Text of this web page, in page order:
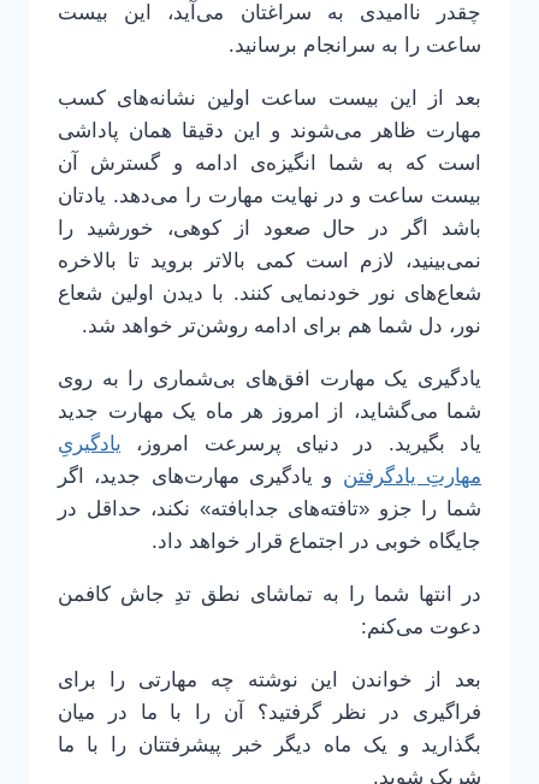
چقدر ناامیدی به سراغتان می‌آید، این بیست
ساعت را به سرانجام برسانید.
بعد از این بیست ساعت اولین نشانه‌های کسب
مهارت ظاهر می‌شوند و این دقیقا همان پاداشی
است که به شما انگیزه‌ی ادامه و گسترش آن
بیست ساعت و در نهایت مهارت را می‌دهد. یادتان
باشد اگر در حال صعود از کوهی، خورشید را
نمی‌بینید، لازم است کمی بالاتر بروید تا بالاخره
شعاع‌های نور خودنمایی کنند. با دیدن اولین شعاع
نور، دل شما هم برای ادامه روشن‌تر خواهد شد.
یادگیری یک مهارت افق‌های بی‌شماری را به روی
شما می‌گشاید، از امروز هر ماه یک مهارت جدید
یاد بگیرید. در دنیای پرسرعت امروز، یادگیریِ
مهارتِ یادگرفتن و یادگیری مهارت‌های جدید، اگر
شما را جزو «تافته‌های جدابافته» نکند، حداقل در
جایگاه خوبی در اجتماع قرار خواهد داد.
در انتها شما را به تماشای نطق تدِ جاش کافمن
دعوت می‌کنم:
بعد از خواندن این نوشته چه مهارتی را برای
فراگیری در نظر گرفتید؟ آن را با ما در میان
بگذارید و یک ماه دیگر خبر پیشرفتتان را با ما
شریک شوید.